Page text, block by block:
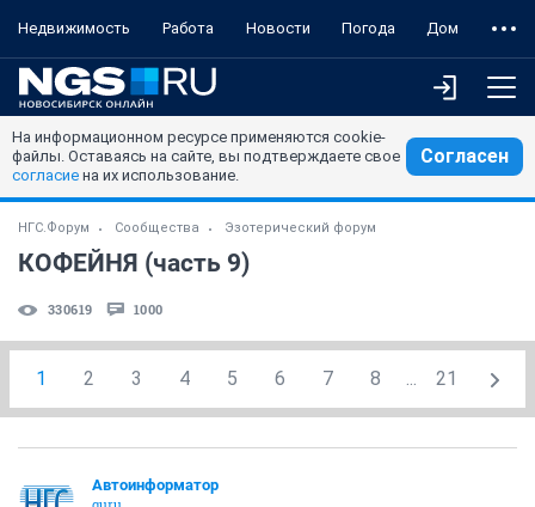
Недвижимость Работа Новости Погода Дом
На информационном ресурсе применяются cookie-
файлы. Оставаясь на сайте, вы подтверждаете свое
согласие на их использование.
Согласен